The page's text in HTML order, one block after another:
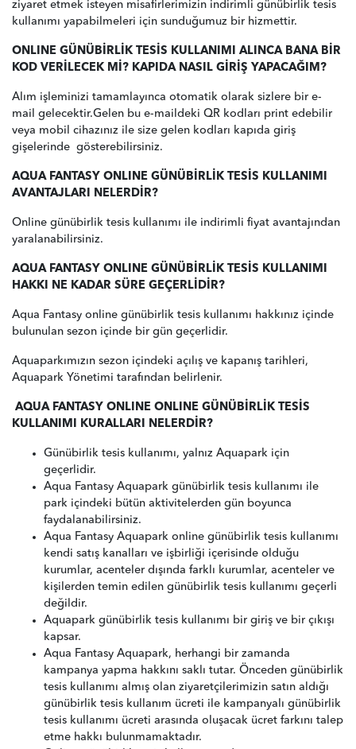
ziyaret etmek isteyen misafirlerimizin indirimli günübirlik tesis
kullanımı yapabilmeleri için sunduğumuz bir hizmettir.
ONLINE GÜNÜBİRLİK TESİS KULLANIMI ALINCA BANA BİR
KOD VERİLECEK Mİ? KAPIDA NASIL GİRİŞ YAPACAĞIM?
Alım işleminizi tamamlayınca otomatik olarak sizlere bir e-
mail gelecektir.Gelen bu e-maildeki QR kodları print edebilir
veya mobil cihazınız ile size gelen kodları kapıda giriş
gişelerinde gösterebilirsiniz.
AQUA FANTASY ONLINE GÜNÜBİRLİK TESİS KULLANIMI
AVANTAJLARI NELERDİR?
Online günübirlik tesis kullanımı ile indirimli fiyat avantajından
yaralanabilirsiniz.
AQUA FANTASY ONLINE GÜNÜBİRLİK TESİS KULLANIMI
HAKKI NE KADAR SÜRE GEÇERLİDİR?
Aqua Fantasy online günübirlik tesis kullanımı hakkınız içinde
bulunulan sezon içinde bir gün geçerlidir.
Aquaparkımızın sezon içindeki açılış ve kapanış tarihleri,
Aquapark Yönetimi tarafından belirlenir.
AQUA FANTASY ONLINE ONLINE GÜNÜBİRLİK TESİS
KULLANIMI KURALLARI NELERDİR?
Günübirlik tesis kullanımı, yalnız Aquapark için
geçerlidir.
Aqua Fantasy Aquapark günübirlik tesis kullanımı ile
park içindeki bütün aktivitelerden gün boyunca
faydalanabilirsiniz.
Aqua Fantasy Aquapark online günübirlik tesis kullanımı
kendi satış kanalları ve işbirliği içerisinde olduğu
kurumlar, acenteler dışında farklı kurumlar, acenteler ve
kişilerden temin edilen günübirlik tesis kullanımı geçerli
değildir.
Aquapark günübirlik tesis kullanımı bir giriş ve bir çıkışı
kapsar.
Aqua Fantasy Aquapark, herhangi bir zamanda
kampanya yapma hakkını saklı tutar. Önceden günübirlik
tesis kullanımı almış olan ziyaretçilerimizin satın aldığı
günübirlik tesis kullanım ücreti ile kampanyalı günübirlik
tesis kullanımı ücreti arasında oluşacak ücret farkını talep
etme hakkı bulunmamaktadır.